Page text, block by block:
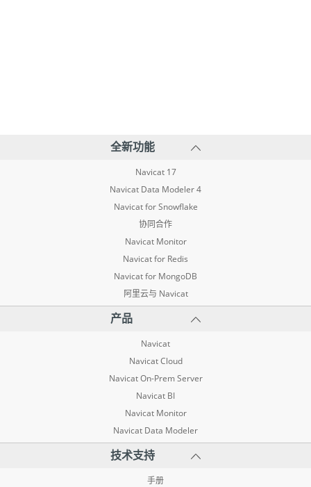
全新功能
Navicat 17
Navicat Data Modeler 4
Navicat for Snowflake
协同合作
Navicat Monitor
Navicat for Redis
Navicat for MongoDB
阿里云与 Navicat
产品
Navicat
Navicat Cloud
Navicat On-Prem Server
Navicat BI
Navicat Monitor
Navicat Data Modeler
技术支持
手册